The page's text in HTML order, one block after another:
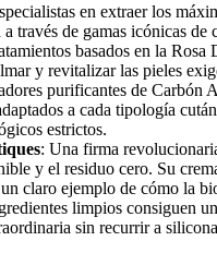
en extraer los
a través de gamas icónicas de
basados en la Rosa
y revitalizar las pieles
purificantes de Carbón
a cada tipología
estrictos.
: Una firma
y el residuo cero. Su
claro ejemplo de cómo la
limpios consiguen
sin recurrir a